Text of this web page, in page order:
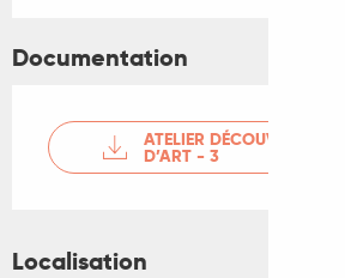
Documentation
ATELIER DÉCOUVERTE
D’ART - 3
Localisation